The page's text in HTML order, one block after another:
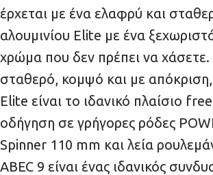
έρχεται με ένα ελαφρύ και
αλουμινίου Elite με ένα
χρώμα που δεν πρέπει να χάσετε.
σταθερό, κομψό και με απόκριση,
Elite είναι το ιδανικό πλαίσιο
οδήγηση σε γρήγορες ρόδες
Spinner 110 mm και λεία
ABEC 9 είναι ένας ιδανικός